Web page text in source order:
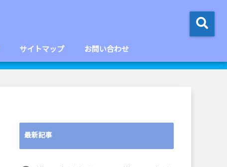
サイトマップ お問い合わせ
最新記事